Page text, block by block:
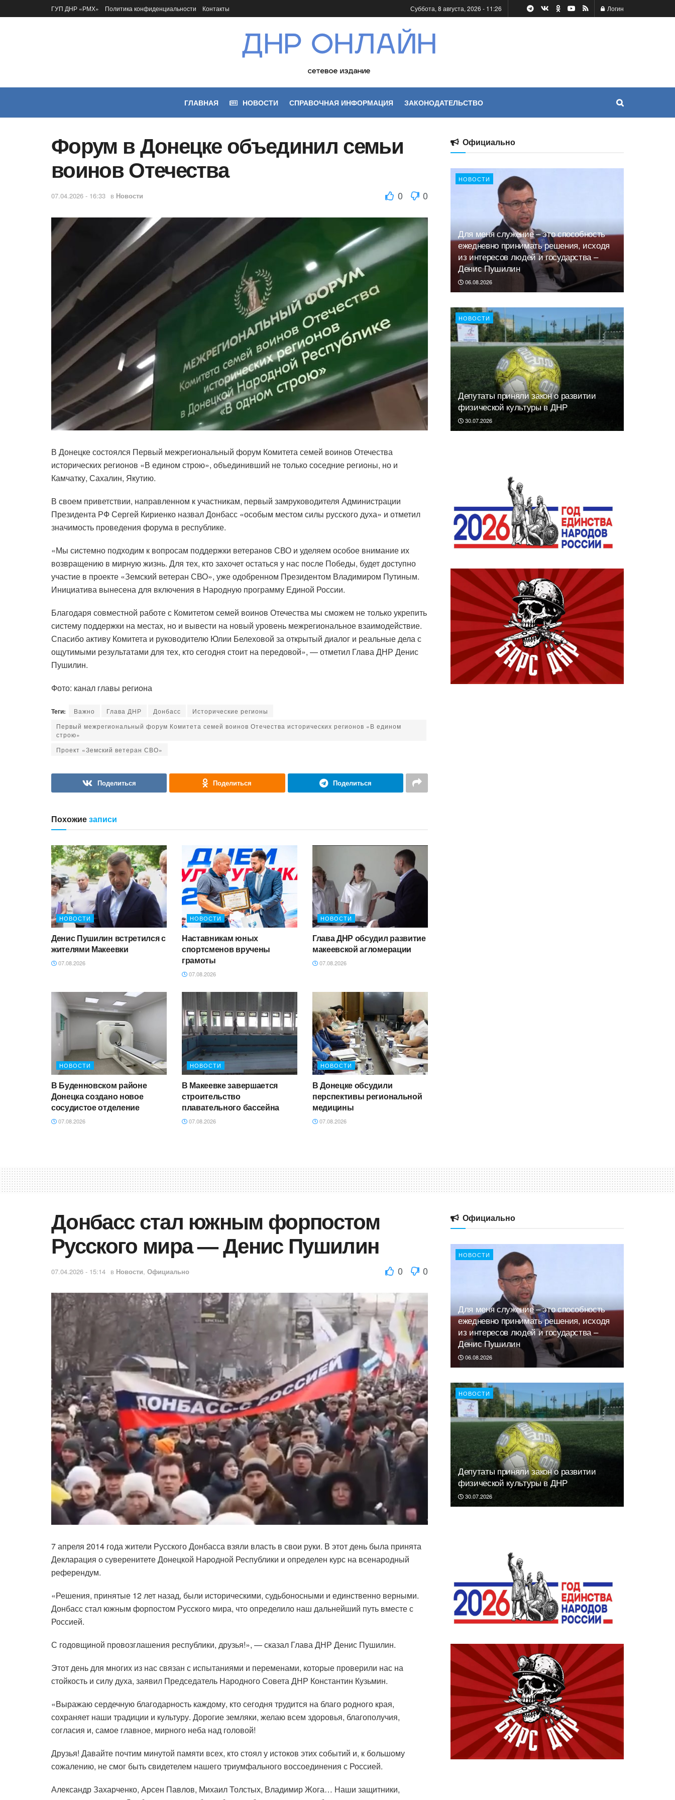
ГУП ДНР «РМХ» Политика конфиденциальности Контакты Суббота, 8 августа, 2026 - 11:26 Логин
ГЛАВНАЯ НОВОСТИ СПРАВОЧНАЯ ИНФОРМАЦИЯ ЗАКОНОДАТЕЛЬСТВО
Форум в Донецке объединил семьи
воинов Отечества
07.04.2026 - 16:33 в Новости 0 0
В Донецке состоялся Первый межрегиональный форум Комитета семей воинов Отечества
исторических регионов «В едином строю», объединивший не только соседние регионы, но и
Камчатку, Сахалин, Якутию.
В своем приветствии, направленном к участникам, первый замруководителя Администрации
Президента РФ Сергей Кириенко назвал Донбасс «особым местом силы русского духа» и отметил
значимость проведения форума в республике.
«Мы системно подходим к вопросам поддержки ветеранов СВО и уделяем особое внимание их
возвращению в мирную жизнь. Для тех, кто захочет остаться у нас после Победы, будет доступно
участие в проекте «Земский ветеран СВО», уже одобренном Президентом Владимиром Путиным.
Инициатива вынесена для включения в Народную программу Единой России.
Благодаря совместной работе с Комитетом семей воинов Отечества мы сможем не только укрепить
систему поддержки на местах, но и вывести на новый уровень межрегиональное взаимодействие.
Спасибо активу Комитета и руководителю Юлии Белеховой за открытый диалог и реальные дела с
ощутимыми результатами для тех, кто сегодня стоит на передовой», — отметил Глава ДНР Денис
Пушилин.
Фото: канал главы региона
Теги: Важно Глава ДНР Донбасс
Исторические регионы
Первый межрегиональный форум Комитета семей воинов Отечества исторических регионов «В едином
строю»
Проект «Земский ветеран СВО»
Поделиться Поделиться Поделиться
Похожиезаписи
НОВОСТИ
Денис Пушилин встретился с
жителями Макеевки
07.08.2026
НОВОСТИ
Наставникам юных
спортсменов вручены
грамоты
07.08.2026
НОВОСТИ
Глава ДНР обсудил развитие
макеевской агломерации
07.08.2026
НОВОСТИ
В Буденновском районе
Донецка создано новое
сосудистое отделение
07.08.2026
НОВОСТИ
В Макеевке завершается
строительство
плавательного бассейна
07.08.2026
НОВОСТИ
В Донецке обсудили
перспективы региональной
медицины
07.08.2026
Официально
НОВОСТИ
Для меня служение – это способность
ежедневно принимать решения, исходя
из интересов людей и государства –
Денис Пушилин
06.08.2026
НОВОСТИ
Депутаты приняли закон о развитии
физической культуры в ДНР
30.07.2026
Донбасс стал южным форпостом
Русского мира — Денис Пушилин
07.04.2026 - 15:14 в Новости, Официально 0 0
7 апреля 2014 года жители Русского Донбасса взяли власть в свои руки. В этот день была принята
Декларация о суверенитете Донецкой Народной Республики и определен курс на всенародный
референдум.
«Решения, принятые 12 лет назад, были историческими, судьбоносными и единственно верными.
Донбасс стал южным форпостом Русского мира, что определило наш дальнейший путь вместе с
Россией.
С годовщиной провозглашения республики, друзья!», — сказал Глава ДНР Денис Пушилин.
Этот день для многих из нас связан с испытаниями и переменами, которые проверили нас на
стойкость и силу духа, заявил Председатель Народного Совета ДНР Константин Кузьмин.
«Выражаю сердечную благодарность каждому, кто сегодня трудится на благо родного края,
сохраняет наши традиции и культуру. Дорогие земляки, желаю всем здоровья, благополучия,
согласия и, самое главное, мирного неба над головой!
Друзья! Давайте почтим минутой памяти всех, кто стоял у истоков этих событий и, к большому
сожалению, не смог быть свидетелем нашего триумфального воссоединения с Россией.
Александр Захарченко, Арсен Павлов, Михаил Толстых, Владимир Жога… Наши защитники,
Официально
НОВОСТИ
Для меня служение – это способность
ежедневно принимать решения, исходя
из интересов людей и государства –
Денис Пушилин
06.08.2026
НОВОСТИ
Депутаты приняли закон о развитии
физической культуры в ДНР
30.07.2026